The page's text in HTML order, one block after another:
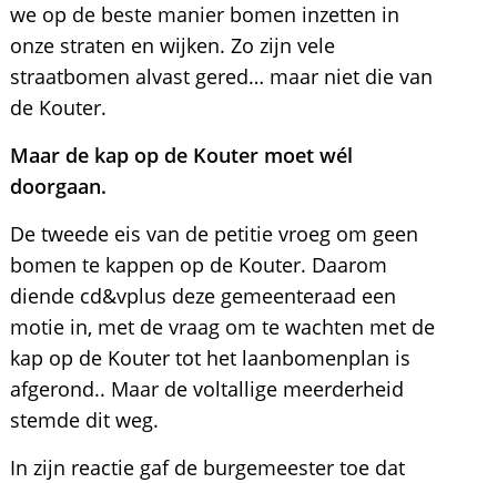
we op de beste manier bomen inzetten in
onze straten en wijken. Zo zijn vele
straatbomen alvast gered… maar niet die van
de Kouter.
Maar de kap op de Kouter moet wél
doorgaan.
De tweede eis van de petitie vroeg om geen
bomen te kappen op de Kouter. Daarom
diende cd&vplus deze gemeenteraad een
motie in, met de vraag om te wachten met de
kap op de Kouter tot het laanbomenplan is
afgerond.. Maar de voltallige meerderheid
stemde dit weg.
In zijn reactie gaf de burgemeester toe dat